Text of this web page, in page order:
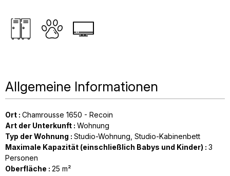
Allgemeine Informationen
Ort : Chamrousse 1650 - Recoin
Art der Unterkunft : Wohnung
Typ der Wohnung : Studio-Wohnung Studio-Kabinenbett
Maximale Kapazität (einschließlich Babys und Kinder) : 3
Personen
Oberfläche : 25 m²